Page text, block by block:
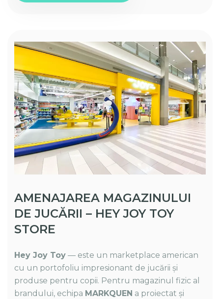
AMENAJAREA MAGAZINULUI
DE JUCĂRII – HEY JOY TOY
STORE
Hey Joy Toy — este un marketplace american
cu un portofoliu impresionant de jucării și
produse pentru copii. Pentru magazinul fizic al
brandului, echipa MARKQUEN a proiectat și